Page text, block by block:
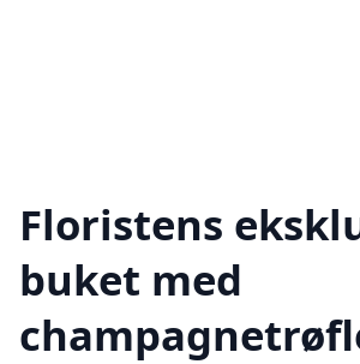
Floristens
buket med